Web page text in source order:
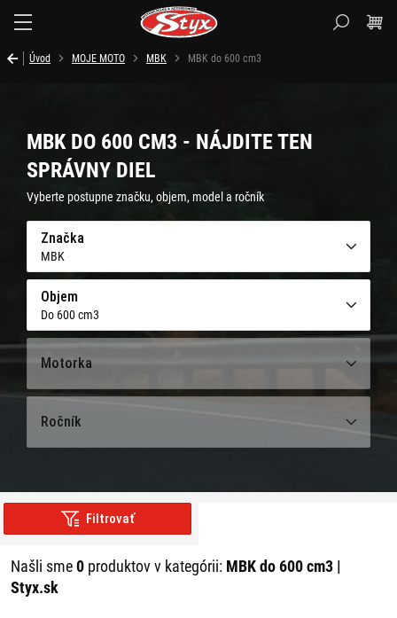
Úvod MOJE MOTO MBK MBK do 600 cm3
MBK DO 600 CM3 - NÁJDITE TEN
SPRÁVNY DIEL
Vyberte postupne značku, objem, model a ročník
Značka
MBK
Objem
Do 600 cm3
Motorka
Ročník
Filtrovať
Našli sme0 produktov v kategórii: MBK do 600 cm3 |
Styx.sk